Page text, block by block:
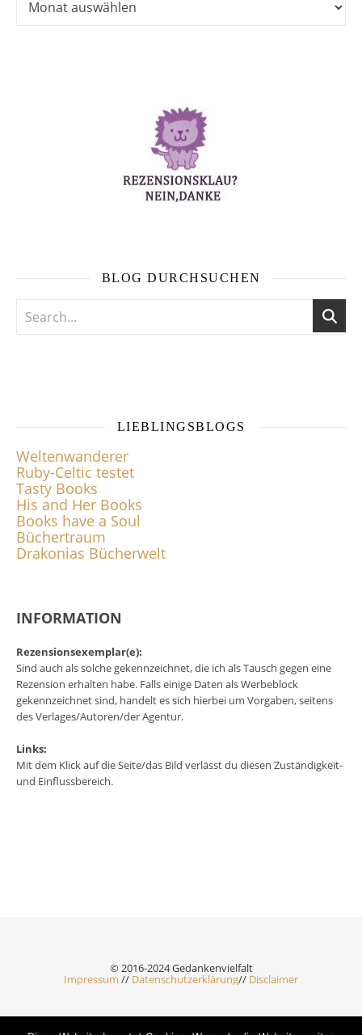
BLOG DURCHSUCHEN
LIEBLINGSBLOGS
Weltenwanderer
Ruby-Celtic testet
Tasty Books
His and Her Books
Books have a Soul
Büchertraum
Drakonias Bücherwelt
INFORMATION
Rezensionsexemplar(e):
Sind auch als solche gekennzeichnet, die ich als Tausch gegen eine
Rezension erhalten habe. Falls einige Daten als Werbeblock
gekennzeichnet sind, handelt es sich hierbei um Vorgaben, seitens
des Verlages/Autoren/der Agentur.
Links:
Mit dem Klick auf die Seite/das Bild verlässt du diesen Zuständigkeit-
und Einflussbereich.
© 2016-2024 Gedankenvielfalt
Impressum // Datenschutzerklärung// Disclaimer